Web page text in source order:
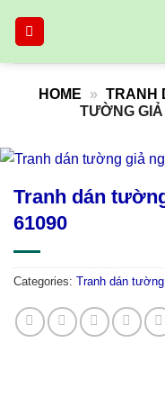
HOME » TRANH
TƯỜNG
Tranh dán
61090
Categories: Tranh dán tường